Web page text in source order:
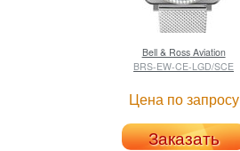
Bell & RossAviation
BRS-EW-CE-LGD/SCE
Цена по запросу
Заказать